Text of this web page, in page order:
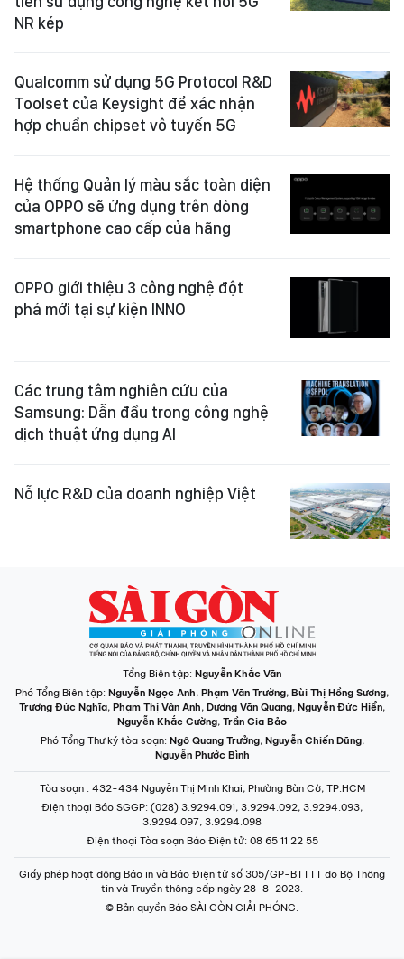
NR kép
Qualcomm sử dụng 5G Protocol R&D
Toolset của Keysight để xác nhận
hợp chuẩn chipset vô tuyến 5G
Hệ thống Quản lý màu sắc toàn diện
của OPPO sẽ ứng dụng trên dòng
smartphone cao cấp của hãng
OPPO giới thiệu 3 công nghệ đột
phá mới tại sự kiện INNO
Các trung tâm nghiên cứu của
Samsung: Dẫn đầu trong công nghệ
dịch thuật ứng dụng AI
Nỗ lực R&D của doanh nghiệp Việt
Tổng Biên tập: Nguyễn Khắc Văn
Phó Tổng Biên tập: Nguyễn Ngọc Anh, Phạm Văn Trường, Bùi Thị Hồng Sương,
Trương Đức Nghĩa, Phạm Thị Vân Anh, Dương Văn Quang, Nguyễn Đức Hiển,
Nguyễn Khắc Cường, Trần Gia Bảo
Phó Tổng Thư ký tòa soạn: Ngô Quang Trưởng, Nguyễn Chiến Dũng,
Nguyễn Phước Bình
Tòa soạn : 432-434 Nguyễn Thị Minh Khai, Phường Bàn Cờ, TP.HCM
Điện thoại Báo SGGP: (028) 3.9294.091, 3.9294.092, 3.9294.093,
3.9294.097, 3.9294.098
Điện thoại Tòa soạn Báo Điện tử: 08 65 11 22 55
Giấy phép hoạt động Báo in và Báo Điện tử số 305/GP-BTTTT do Bộ Thông
tin và Truyền thông cấp ngày 28-8-2023.
© Bản quyền Báo SÀI GÒN GIẢI PHÓNG.